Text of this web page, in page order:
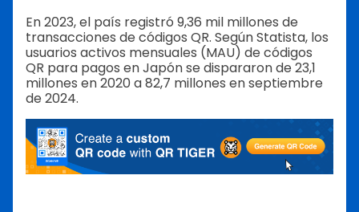
En 2023, el país registró 9,36 mil millones de
transacciones de códigos QR. Según Statista, los
usuarios activos mensuales (MAU) de códigos
QR para pagos en Japón se dispararon de 23,1
millones en 2020 a 82,7 millones en septiembre
de 2024.